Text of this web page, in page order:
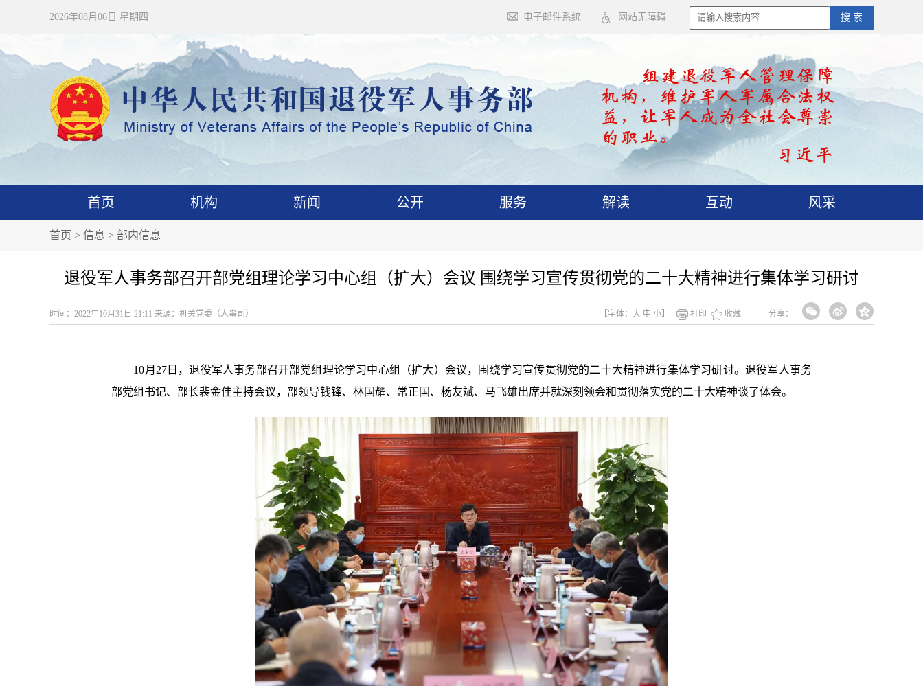
2026年08月06日 星期四 搜 索
电子邮件系统 网站无障碍
首页 机构 新闻 公开 服务 解读 互动 风采
首页 > 信息 > 部内信息
退役军人事务部召开部党组理论学习中心组（扩大）会议 围绕学习宣传贯彻党的二十大精神进行集体学习研讨
时间：2022年10月31日 21:11 来源：机关党委（人事司） 分享：
【字体： 大 中 小】 打印 收藏
10月27日，退役军人事务部召开部党组理论学习中心组（扩大）会议，围绕学习宣传贯彻党的二十大精神进行集体学习研讨。退役军人事务
部党组书记、部长裴金佳主持会议，部领导钱锋、林国耀、常正国、杨友斌、马飞雄出席并就深刻领会和贯彻落实党的二十大精神谈了体会。